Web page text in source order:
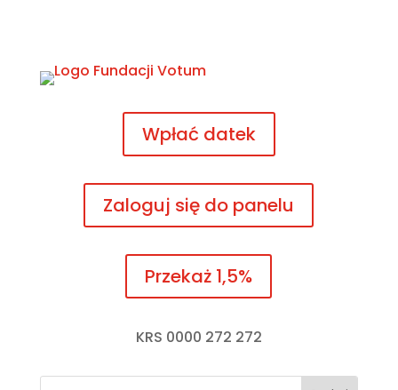
Wpłać datek
Zaloguj się do panelu
Przekaż 1,5%
KRS 0000 272 272